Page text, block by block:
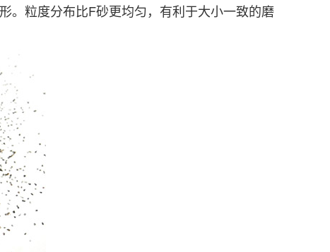
。粒度分布比F砂更均匀，有利于大小一致的磨